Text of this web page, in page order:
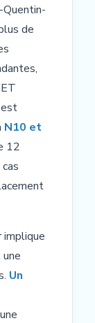
de
N10 et
12
implique
Un